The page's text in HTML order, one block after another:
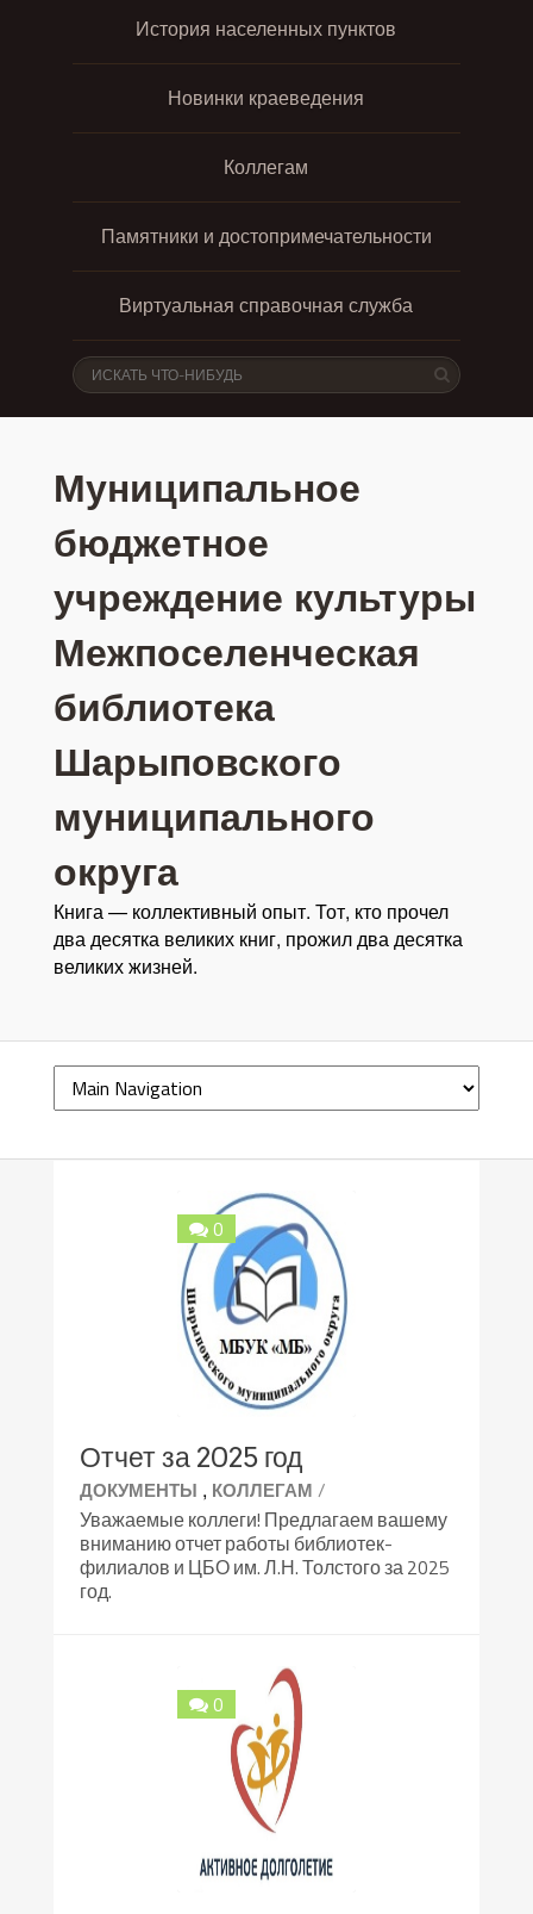
История населенных пунктов
Новинки краеведения
Коллегам
Памятники и достопримечательности
Виртуальная справочная служба
Муниципальное
бюджетное
учреждение культуры
Межпоселенческая
библиотека
Шарыповского
муниципального
округа
Книга — коллективный опыт. Тот, кто прочел
два десятка великих книг, прожил два десятка
великих жизней.
0
Отчет за 2025 год
ДОКУМЕНТЫ , КОЛЛЕГАМ /
Уважаемые коллеги! Предлагаем вашему
вниманию отчет работы библиотек-
филиалов и ЦБО им. Л.Н. Толстого за 2025
год.
0